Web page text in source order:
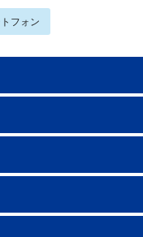
フォン